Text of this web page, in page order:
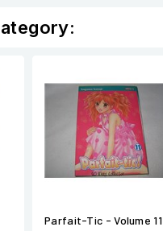
Parfait-Tic - Volume 11